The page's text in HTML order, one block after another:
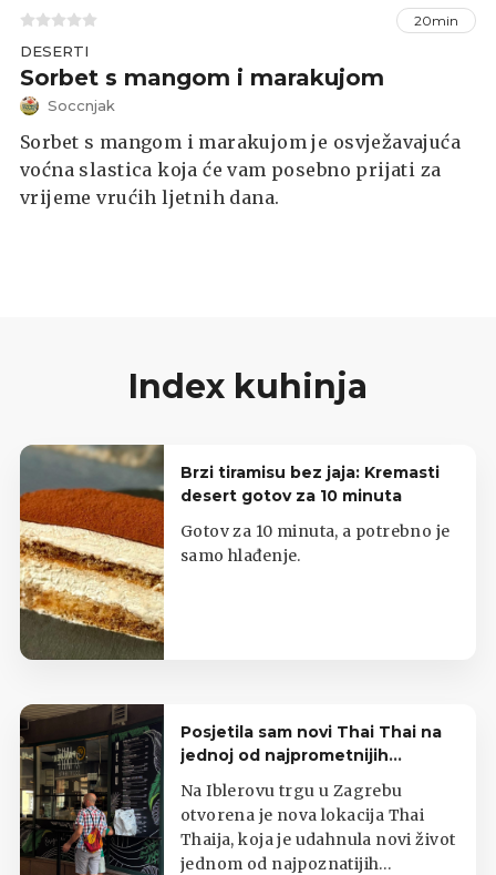
20min
DESERTI
Sorbet s mangom i marakujom
Soccnjak
Sorbet s mangom i marakujom je osvježavajuća
voćna slastica koja će vam posebno prijati za
vrijeme vrućih ljetnih dana.
Index kuhinja
Brzi tiramisu bez jaja: Kremasti
desert gotov za 10 minuta
Gotov za 10 minuta, a potrebno je
samo hlađenje.
Posjetila sam novi Thai Thai na
jednoj od najprometnijih
Na Iblerovu trgu u Zagrebu
otvorena je nova lokacija Thai
Thaija, koja je udahnula novi život
jednom od najpoznatijih